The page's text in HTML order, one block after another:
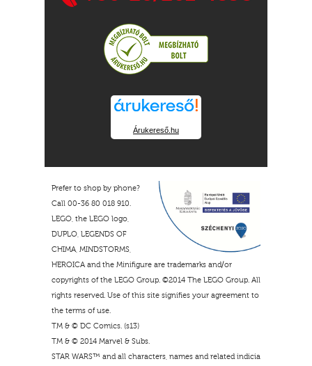
Árukereső.hu
Prefer to shop by phone?
Call 00-36 80 018 910.
LEGO, the LEGO logo,
DUPLO, LEGENDS OF
CHIMA, MINDSTORMS,
HEROICA and the Minifigure are trademarks and/or
copyrights of the LEGO Group. ©2014 The LEGO Group. All
rights reserved. Use of this site signifies your agreement to
the terms of use.
TM & © DC Comics. (s13)
TM & © 2014 Marvel & Subs.
STAR WARS™ and all characters, names and related indicia